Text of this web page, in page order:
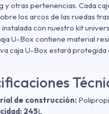
y otras pertenencias. Cada
los arcos de las ruedas
con nuestro kit
U-Box contiene material
caja U-Box estará
de construcción:
245L